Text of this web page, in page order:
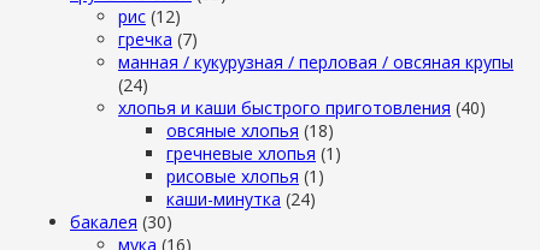
рис (12)
гречка (7)
манная / кукурузная / перловая / овсяная крупы
(24)
хлопья и каши быстрого приготовления (40)
овсяные хлопья (18)
гречневые хлопья (1)
рисовые хлопья (1)
каши-минутка (24)
бакалея (30)
мука (16)